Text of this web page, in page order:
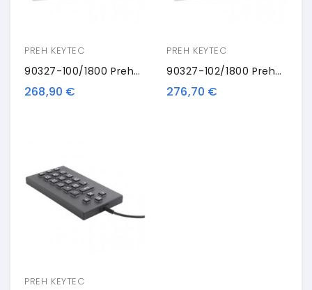
PREH KEYTEC
90327-100/1800 PrehKeyTec SIK 2500, QWERTZ, Alpha, USB, Nero
268,90 €
PREH KEYTEC
90327-102/1800 PrehKeyTec SIK 2500, QWERTZ, Alpha, USB, Bianco
276,70 €
PREH KEYTEC